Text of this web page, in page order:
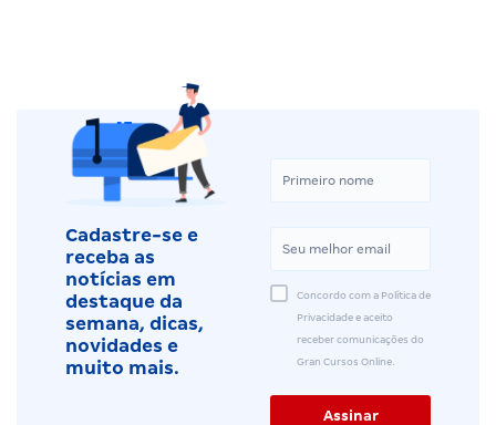
Cadastre-se e
receba as
notícias em
destaque da
semana, dicas,
novidades e
muito mais.
Concordo com a Política de
Privacidade e aceito
receber comunicações do
Gran Cursos Online.